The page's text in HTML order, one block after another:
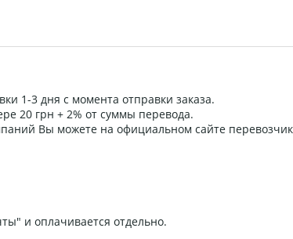
1-3 дня с момента отправки заказа.
20 грн + 2% от суммы перевода.
Вы можете на официальном сайте
и оплачивается отдельно.